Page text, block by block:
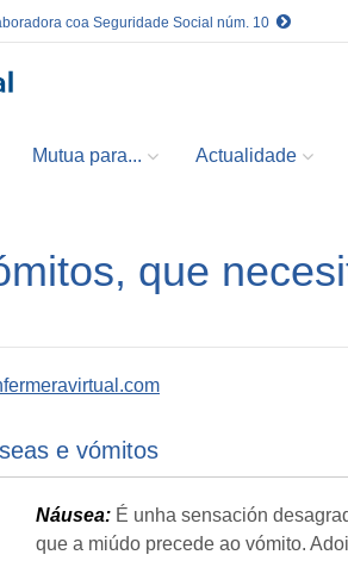
coa Seguridade Social núm. 10
Mutua para... Actualidade
que
e vómitos
Náusea:É unha sensación
que a miúdo precede ao vómito.